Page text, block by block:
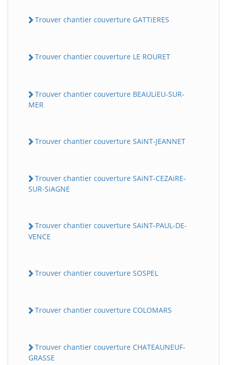
Trouver chantier couverture GATTiERES
Trouver chantier couverture LE ROURET
Trouver chantier couverture BEAULiEU-SUR-
MER
Trouver chantier couverture SAiNT-JEANNET
Trouver chantier couverture SAiNT-CEZAiRE-
SUR-SiAGNE
Trouver chantier couverture SAiNT-PAUL-DE-
VENCE
Trouver chantier couverture SOSPEL
Trouver chantier couverture COLOMARS
Trouver chantier couverture CHATEAUNEUF-
GRASSE